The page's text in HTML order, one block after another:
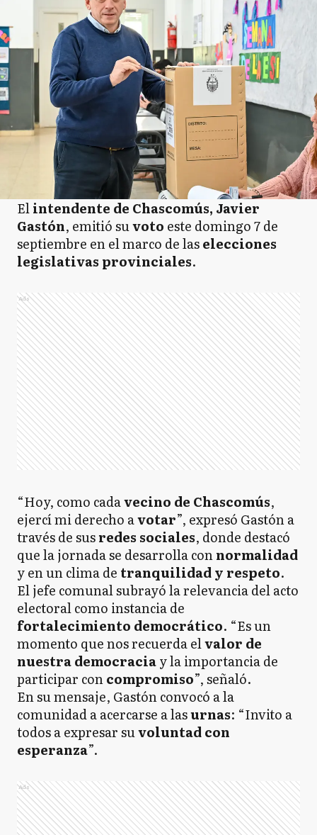
Elintendente de Chascomús, Javier
Gastón, emitió suvoto este domingo 7 de
septiembre en el marco de laselecciones
legislativas provinciales.
Ads
“Hoy, como cadavecino de Chascomús,
ejercí mi derecho avotar”, expresó Gastón a
través de susredes sociales, donde destacó
que la jornada se desarrolla connormalidad
y en un clima de tranquilidad y respeto.
El jefe comunal subrayó la relevancia del acto
electoral como instancia de
fortalecimiento democrático. “Es un
momento que nos recuerda elvalor de
nuestra democraciay la importancia de
participar concompromiso”, señaló.
En su mensaje, Gastón convocó a la
comunidad a acercarse a lasurnas: “Invito a
todos a expresar suvoluntad con
esperanza”.
Ads